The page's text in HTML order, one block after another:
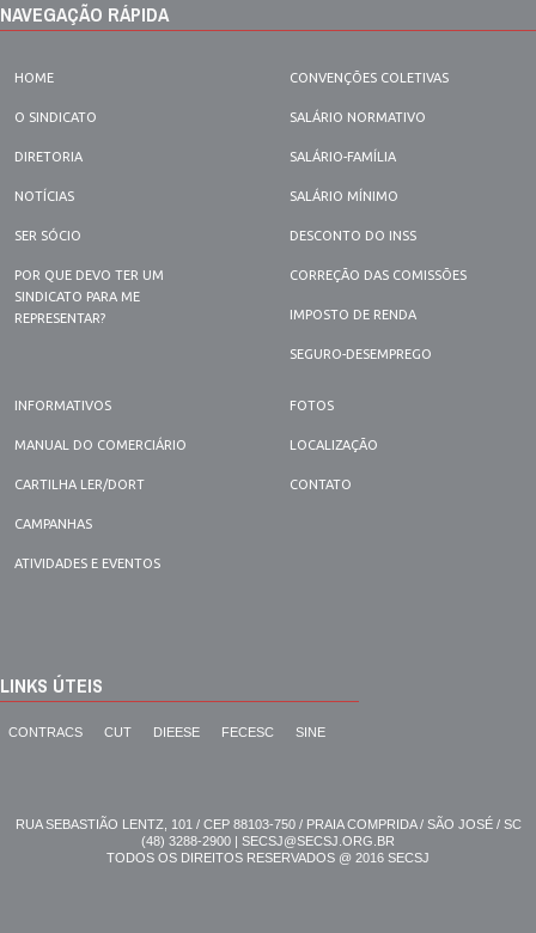
NAVEGAÇÃO RÁPIDA
HOME
O SINDICATO
DIRETORIA
NOTÍCIAS
SER SÓCIO
POR QUE DEVO TER UM
SINDICATO PARA ME
REPRESENTAR?
CONVENÇÕES COLETIVAS
SALÁRIO NORMATIVO
SALÁRIO-FAMÍLIA
SALÁRIO MÍNIMO
DESCONTO DO INSS
CORREÇÃO DAS COMISSÕES
IMPOSTO DE RENDA
SEGURO-DESEMPREGO
INFORMATIVOS
MANUAL DO COMERCIÁRIO
CARTILHA LER/DORT
CAMPANHAS
ATIVIDADES E EVENTOS
FOTOS
LOCALIZAÇÃO
CONTATO
LINKS ÚTEIS
CONTRACS CUT DIEESE FECESC SINE
RUA SEBASTIÃO LENTZ, 101 / CEP 88103-750 / PRAIA COMPRIDA / SÃO JOSÉ / SC
(48) 3288-2900 | SECSJ@SECSJ.ORG.BR
TODOS OS DIREITOS RESERVADOS @ 2016 SECSJ